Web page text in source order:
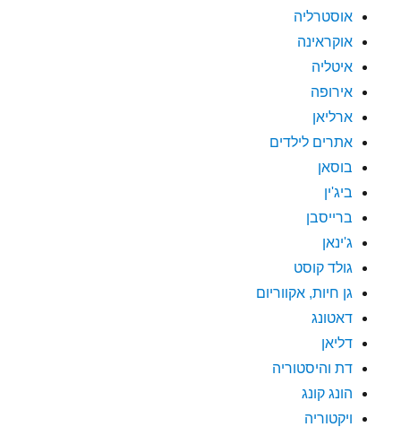
אוסטרליה
אוקראינה
איטליה
אירופה
ארליאן
אתרים לילדים
בוסאן
ביג'ין
ברייסבן
ג'ינאן
גולד קוסט
גן חיות, אקווריום
דאטונג
דליאן
דת והיסטוריה
הונג קונג
ויקטוריה